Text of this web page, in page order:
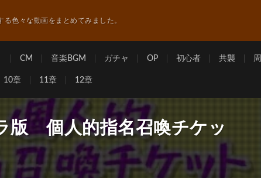
る色々な動画をまとめてみました。
CM 音楽BGM ガチャ OP 初心者 共襲
10章 11章 12章
版 個人的指名召喚チケッ